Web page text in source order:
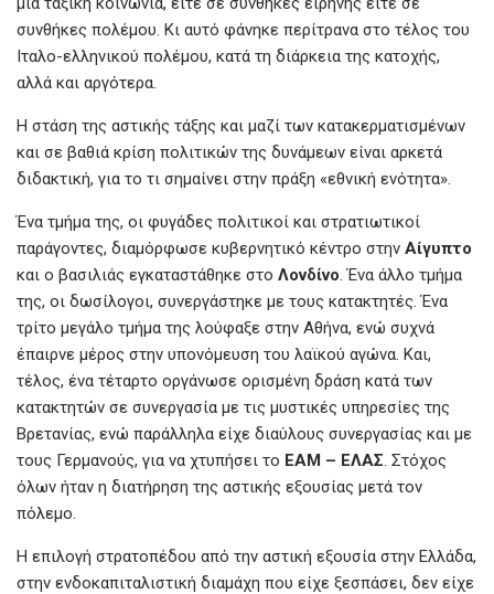
συνθήκες πολέμου. Κι αυτό φάνηκε περίτρανα στο τέλος του
Ιταλο-ελληνικού πολέμου, κατά τη διάρκεια της κατοχής,
αλλά και αργότερα.
Η στάση της αστικής τάξης και μαζί των κατακερματισμένων
και σε βαθιά κρίση πολιτικών της δυνάμεων είναι αρκετά
διδακτική, για το τι σημαίνει στην πράξη «εθνική ενότητα».
Ένα τμήμα της, οι φυγάδες πολιτικοί και στρατιωτικοί
παράγοντες, διαμόρφωσε κυβερνητικό κέντρο στην Αίγυπτο
και ο βασιλιάς εγκαταστάθηκε στο Λονδίνο. Ένα άλλο τμήμα
της, οι δωσίλογοι, συνεργάστηκε με τους κατακτητές. Ένα
τρίτο μεγάλο τμήμα της λούφαξε στην Αθήνα, ενώ συχνά
έπαιρνε μέρος στην υπονόμευση του λαϊκού αγώνα. Και,
τέλος, ένα τέταρτο οργάνωσε ορισμένη δράση κατά των
κατακτητών σε συνεργασία με τις μυστικές υπηρεσίες της
Βρετανίας, ενώ παράλληλα είχε διαύλους συνεργασίας και με
τους Γερμανούς, για να χτυπήσει το ΕΑΜ – ΕΛΑΣ. Στόχος
όλων ήταν η διατήρηση της αστικής εξουσίας μετά τον
πόλεμο.
Η επιλογή στρατοπέδου από την αστική εξουσία στην Ελλάδα,
στην ενδοκαπιταλιστική διαμάχη που είχε ξεσπάσει, δεν είχε